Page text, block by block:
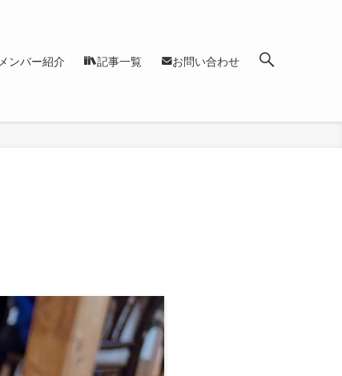
メンバー紹介 記事一覧 お問い合わせ